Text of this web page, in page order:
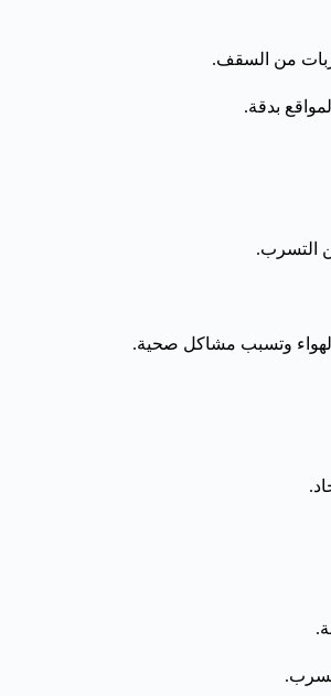
من السقف.
بدقة.
التسرب.
وتسبب مشاكل صحية.